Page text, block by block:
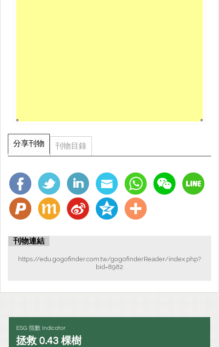
分享刊物 刊物目錄
刊物連結
https://edu.gogofinder.com.tw/gogofinderReader/index.php?
bid=8982
ESG 指數 Indicator
拯救 0.43 棵樹